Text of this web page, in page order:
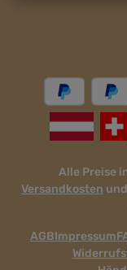
Alle Preise
Versandkosten
AGBImpressum